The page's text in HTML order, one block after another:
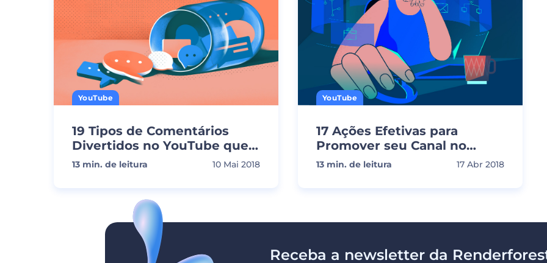
YouTube
19 Tipos de Comentários
Divertidos no YouTube que
Você Não Pode Perder
13 min. de leitura 10 Mai 2018
YouTube
17 Ações Efetivas para
Promover seu Canal no
YouTube
13 min. de leitura 17 Abr 2018
Receba a newsletter da